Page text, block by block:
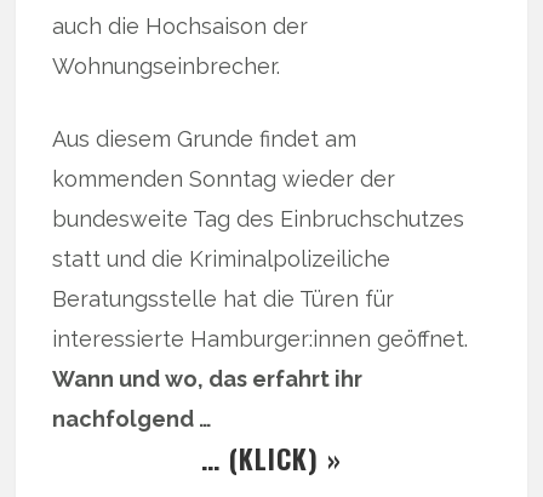
auch die Hochsaison der
Wohnungseinbrecher.
Aus diesem Grunde findet am
kommenden Sonntag wieder der
bundesweite Tag des Einbruchschutzes
statt und die Kriminalpolizeiliche
Beratungsstelle hat die Türen für
interessierte Hamburger:innen geöffnet.
Wann und wo, das erfahrt ihr
nachfolgend …
… (KLICK) »